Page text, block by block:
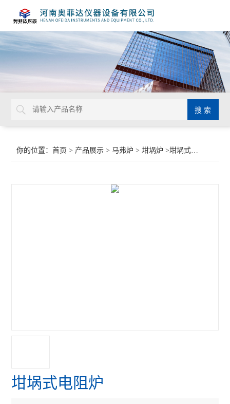
你的位置：首页 > 产品展示 >马弗炉 >坩埚炉 >坩埚式电阻炉
坩埚式电阻炉